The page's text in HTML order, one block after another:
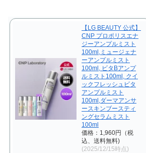
【LG BEAUTY 公式】
CNP プロポリスエナ
ジーアンプルミスト
100ml,ミュージェナ
ーアンプルミスト
100ml, ビタBアンプ
ルミスト100ml, クイ
ックフレッシュビタ
アンプルミスト
100ml,ダーマアンサ
ースキンブースティ
ングセラムミスト
100ml
価格：1,960円（税
込、送料無料)
(2025/12/15時点)